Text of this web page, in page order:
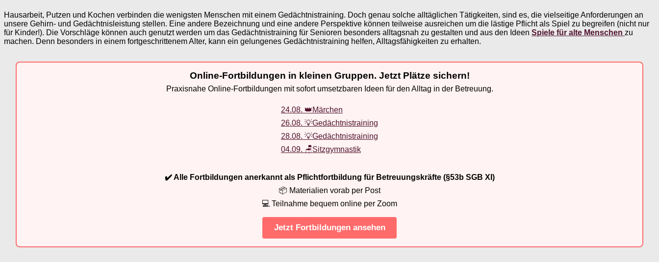
Hausarbeit, Putzen und Kochen verbinden die wenigsten Menschen mit einem Gedächtnistraining. Doch genau solche alltäglichen Tätigkeiten, sind es, die vielseitige Anforderungen an
unsere Gehirn- und Gedächtnisleistung stellen. Eine andere Bezeichnung und eine andere Perspektive können teilweise ausreichen um die lästige Pflicht als Spiel zu begreifen (nicht nur
für Kinder!). Die Vorschläge können auch genutzt werden um das Gedächtnistraining für Senioren besonders alltagsnah zu gestalten und aus den Ideen Spiele für alte Menschen zu
machen. Denn besonders in einem fortgeschrittenem Alter, kann ein gelungenes Gedächtnistraining helfen, Alltagsfähigkeiten zu erhalten.
Online-Fortbildungen in kleinen Gruppen. Jetzt Plätze sichern!
Praxisnahe Online-Fortbildungen mit sofort umsetzbaren Ideen für den Alltag in der Betreuung.
24.08. 👑Märchen
26.08. 💡Gedächtnistraining
28.08. 💡Gedächtnistraining
04.09. 🪑Sitzgymnastik
✔️ Alle Fortbildungen anerkannt als Pflichtfortbildung für Betreuungskräfte (§53b SGB XI)
📦 Materialien vorab per Post
💻 Teilnahme bequem online per Zoom
Jetzt Fortbildungen ansehen